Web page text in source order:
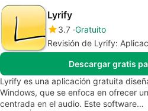
Lyrify
3.7 Gratuito
Revisión de Lyrify:
Descargar gratis
Lyrify es una aplicación gratuita
Windows, que se enfoca en ofrecer
centrada en el audio. Este software…